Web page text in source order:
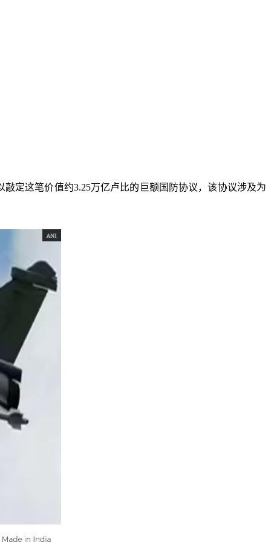
定这笔价值约3.25万亿卢比的巨额国防协议，该协议涉及为